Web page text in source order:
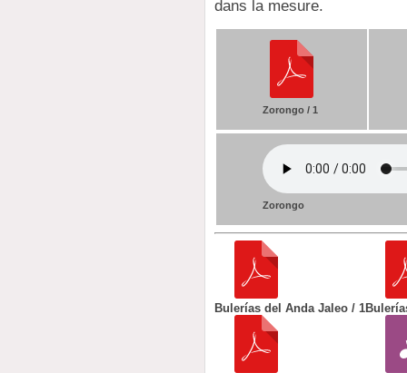
dans la mesure.
Zorongo / 1
Zorongo
Bulerías del Anda Jaleo / 1